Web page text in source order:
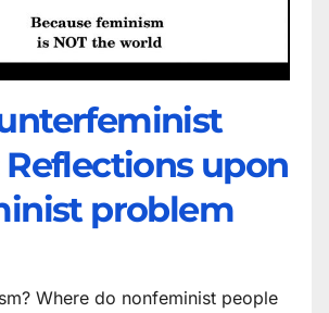
Reflections upon
problem
Where do non­feminist people